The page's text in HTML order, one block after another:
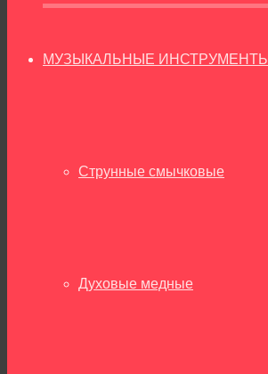
МУЗЫКАЛЬНЫЕ ИНСТРУМЕНТЫ
Струнные смычковые
Духовые медные